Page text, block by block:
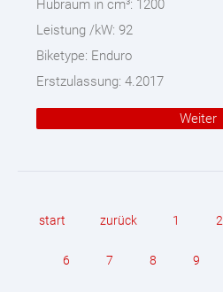
Hubraum in cm³: 1200
Leistung /kW: 92
Biketype: Enduro
Erstzulassung: 4.2017
Weiter
start zurück 1 2
6 7 8 9